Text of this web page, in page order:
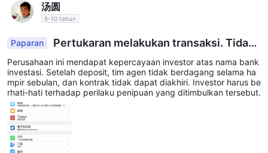
汤圆
6-10 tahun
Paparan
Pertukaran melakukan transaksi. Tidak
ada kesepakatan selama hampir satu bulan setel
ah penyetoran, dan penarikan gagal
Perusahaan ini mendapat kepercayaan investor atas nama bank
investasi. Setelah deposit, tim agen tidak berdagang selama ha
mpir sebulan, dan kontrak tidak dapat diakhiri. Investor harus be
rhati-hati terhadap perilaku penipuan yang ditimbulkan tersebut.